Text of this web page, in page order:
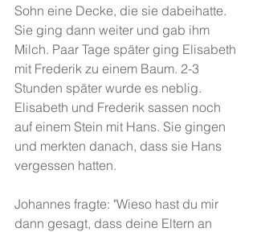
Sohn eine Decke, die sie dabeihatte.
Sie ging dann weiter und gab ihm
Milch. Paar Tage später ging Elisabeth
mit Frederik zu einem Baum. 2-3
Stunden später wurde es neblig.
Elisabeth und Frederik sassen noch
auf einem Stein mit Hans. Sie gingen
und merkten danach, dass sie Hans
vergessen hatten.
Johannes fragte: "Wieso hast du mir
dann gesagt, dass deine Eltern an